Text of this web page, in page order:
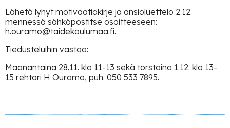
Lähetä lyhyt motivaatiokirje ja ansioluettelo 2.12.
mennessä sähköpostitse osoitteeseen:
h.ouramo@taidekoulumaa.fi.
Tiedusteluihin vastaa:
Maanantaina 28.11. klo 11-13 sekä torstaina 1.12. klo 13-
15 rehtori H Ouramo, puh. 050 533 7895.